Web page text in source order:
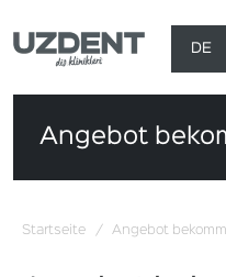
DE
TR
EN
AR
Angebot
Startseite / Angebot